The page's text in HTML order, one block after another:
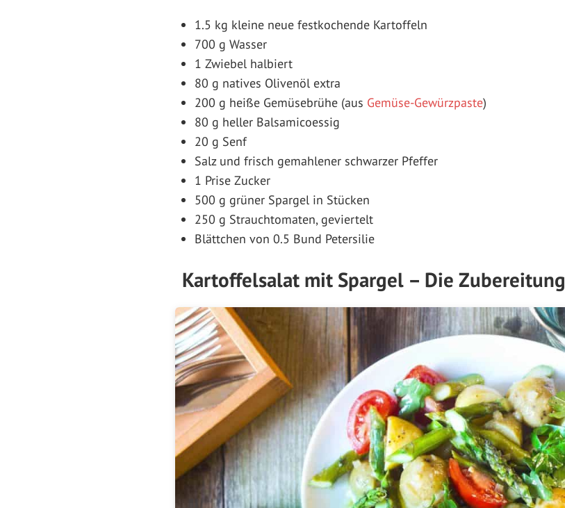
1.5 kg kleine neue festkochende Kartoffeln
700 g Wasser
1 Zwiebel halbiert
80 g natives Olivenöl extra
200 g heiße Gemüsebrühe (aus Gemüse-Gewürzpaste)
80 g heller Balsamicoessig
20 g Senf
Salz und frisch gemahlener schwarzer Pfeffer
1 Prise Zucker
500 g grüner Spargel in Stücken
250 g Strauchtomaten, geviertelt
Blättchen von 0.5 Bund Petersilie
Kartoffelsalat mit Spargel – Die Zubereitung